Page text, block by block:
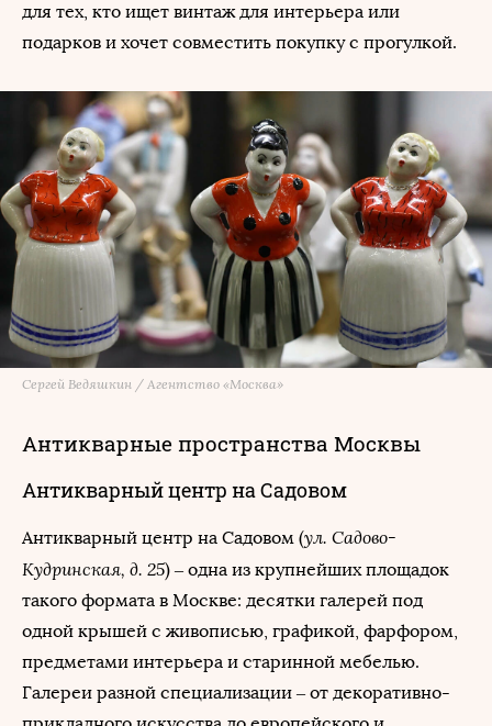
для тех, кто ищет винтаж для интерьера или
подарков и хочет совместить покупку с прогулкой.
Сергей Ведяшкин / Агентство «Москва»
Антикварные пространства Москвы
Антикварный центр на Садовом
Антикварный центр на Садовом (ул. Садово-
Кудринская, д. 25) – одна из крупнейших площадок
такого формата в Москве: десятки галерей под
одной крышей с живописью, графикой, фарфором,
предметами интерьера и старинной мебелью.
Галереи разной специализации – от декоративно-